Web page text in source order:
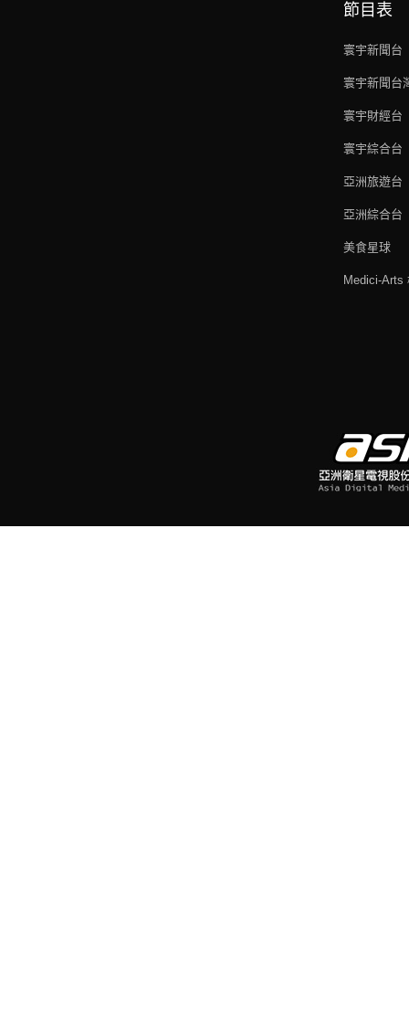
節目表
寰宇新聞台
寰宇新聞台
寰宇財經台
寰宇綜合台
亞洲旅遊台
亞洲綜合台
美食星球
Medici-Arts